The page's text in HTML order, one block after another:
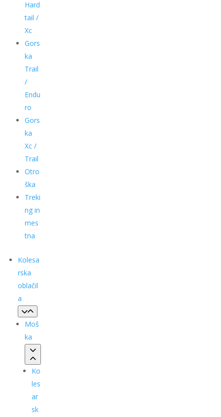
Hard
tail /
Xc
Gors
ka
Trail
/
Endu
ro
Gors
ka
Xc /
Trail
Otro
ška
Treki
ng in
mes
tna
Kolesa
rska
oblačil
a
Moš
ka
Ko
les
ar
sk